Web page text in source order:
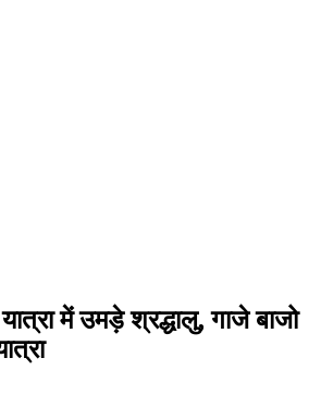
में उमड़े श्रद्धालु, गाजे बाजो